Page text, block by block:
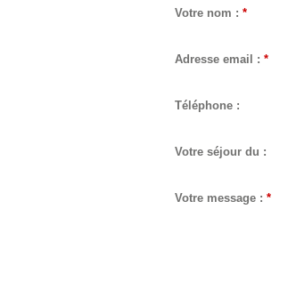
Votre nom : *
Adresse email : *
Téléphone :
Votre séjour du :
Votre message : *